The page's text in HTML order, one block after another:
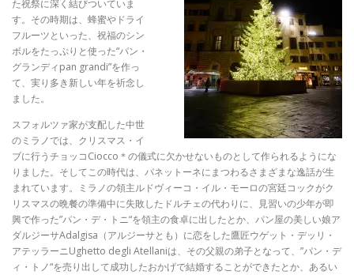
た祝祭に深く結びついていま
す。その時期は、蜂蜜やドライ
フルーツといった、祝福のシン
ボルをたっぷりと使った“パン・
グランディpan grandi”を作っ
て、実り多き新しい年を祈念し
ました。
スフォルツァ家が支配した中世
のミラノでは、クリスマス・イ
ブに行うチョッコCiocco＊の儀式に欠かせないものとして作られるようにな
りました。そしてこの時代は、パネットーネにまつわるさまざまな逸話が生
まれています。ミラノの領主ルドヴィーコ・イル・モーロの宮廷コックがク
リスマスの晩餐の準備中に失敗したドルチェの代わりに、見習いの少年が即
興で作った”パン・デ・トニ“を領主の食卓に出したとか、パン屋の美しい娘ア
ダルジーサAdalgisa（アルジーサとも）に恋をした鷹匠ウゲット・デッリ・
アテッラーニUghetto degli Atellaniは、その父親の弟子となって、”パン・デ
ィ・トノ“を売り出して成功したおかげで結婚することができたとか、あるい